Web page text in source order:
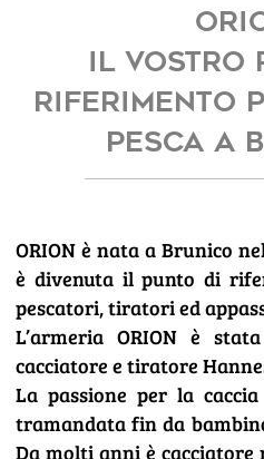
Il vostro
riferimento
pesca a
ORION è nata a Brunico
è divenuta il punto di
pescatori, tiratori ed
L’armeria ORION è
cacciatore e tiratore
La passione per la
tramandata fin da
Da molti anni è cacciatore